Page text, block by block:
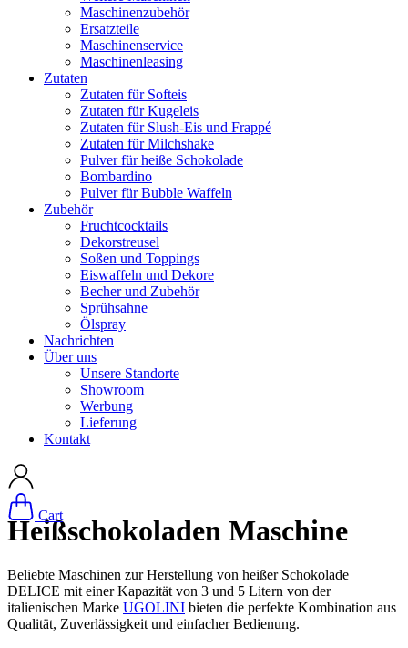
Maschinenzubehör
Ersatzteile
Maschinenservice
Maschinenleasing
Zutaten
Zutaten für Softeis
Zutaten für Kugeleis
Zutaten für Slush-Eis und Frappé
Zutaten für Milchshake
Pulver für heiße Schokolade
Bombardino
Pulver für Bubble Waffeln
Zubehör
Fruchtcocktails
Dekorstreusel
Soßen und Toppings
Eiswaffeln und Dekore
Becher und Zubehör
Sprühsahne
Ölspray
Nachrichten
Über uns
Unsere Standorte
Showroom
Werbung
Lieferung
Kontakt
Cart
Heißschokoladen Maschine
Beliebte Maschinen zur Herstellung von heißer Schokolade
DELICE mit einer Kapazität von 3 und 5 Litern von der
italienischen Marke UGOLINI bieten die perfekte Kombination aus
Qualität, Zuverlässigkeit und einfacher Bedienung.